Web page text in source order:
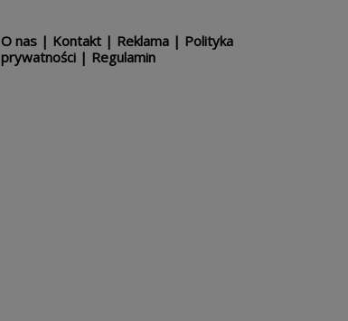
O nas| Kontakt| Reklama| Polityka
prywatności| Regulamin